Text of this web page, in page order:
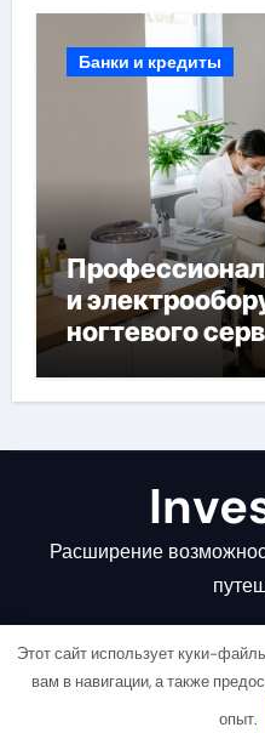
Банки и кредиты
и
ногтевого
наращивания
депиляции
Расширение
Copyright © All rights
Этот сайт использует куки-
вам в навигации, а также
опыт.